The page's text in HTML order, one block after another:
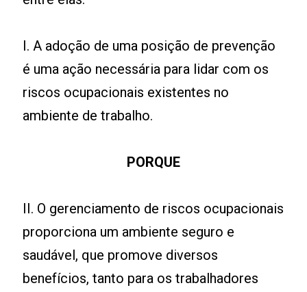
I. A adoção de uma posição de prevenção
é uma ação necessária para lidar com os
riscos ocupacionais existentes no
ambiente de trabalho.
PORQUE
II. O gerenciamento de riscos ocupacionais
proporciona um ambiente seguro e
saudável, que promove diversos
benefícios, tanto para os trabalhadores